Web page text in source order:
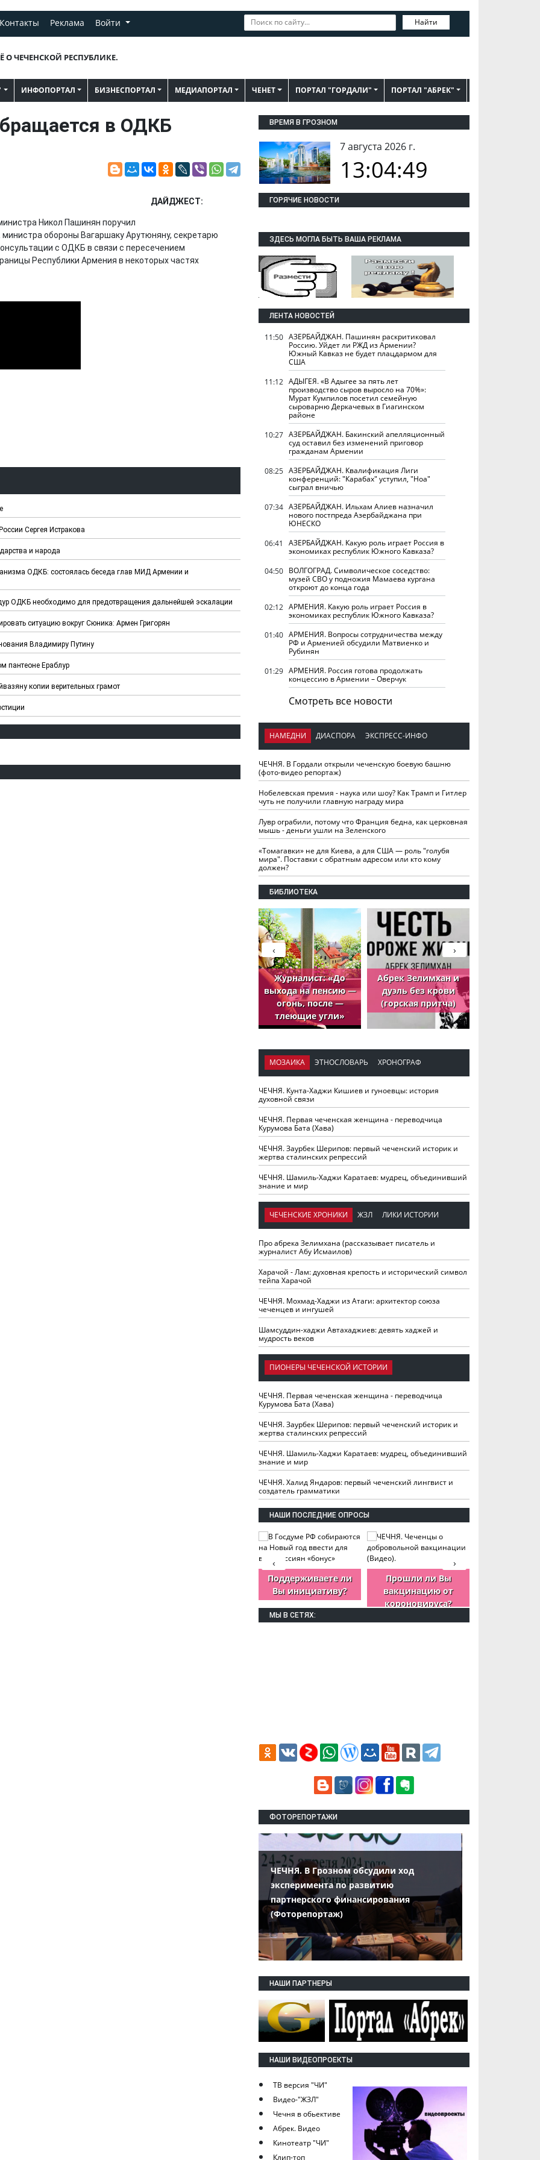
Контакты Реклама Войти Найти
О ЧЕЧЕНСКОЙ РЕСПУБЛИКЕ.
ИНФОПОРТАЛ БИЗНЕСПОРТАЛ МЕДИАПОРТАЛ ЧЕНЕТ ПОРТАЛ "ГОРДАЛИ" ПОРТАЛ "АБРЕК"
в ОДКБ
ДАЙДЖЕСТ:
Никол Пашинян поручил
обороны Вагаршаку Арутюняну, секретарю
с ОДКБ в связи с пересечением
Республики Армения в некоторых частях
Сергея Истракова
и народа
ОДКБ: состоялась беседа глав МИД Армении и
ОДКБ необходимо для предотвращения дальнейшей эскалации
ситуацию вокруг Сюника: Армен Григорян
Владимиру Путину
пантеоне Ераблур
копии верительных грамот
ВРЕМЯ В ГРОЗНОМ
7 августа 2026 г.
13:04:50
ГОРЯЧИЕ НОВОСТИ
ЗДЕСЬ МОГЛА БЫТЬ ВАША РЕКЛАМА
ЛЕНТА НОВОСТЕЙ
11:50 АЗЕРБАЙДЖАН. Пашинян раскритиковал
Россию. Уйдет ли РЖД из Армении?
Южный Кавказ не будет плацдармом для
США
11:12 АДЫГЕЯ. «В Адыгее за пять лет
производство сыров выросло на 70%»:
Мурат Кумпилов посетил семейную
сыроварню Деркачевых в Гиагинском
районе
10:27 АЗЕРБАЙДЖАН. Бакинский апелляционный
суд оставил без изменений приговор
гражданам Армении
08:25 АЗЕРБАЙДЖАН. Квалификация Лиги
конференций: "Карабах" уступил, "Ноа"
сыграл вничью
07:34 АЗЕРБАЙДЖАН. Ильхам Алиев назначил
нового постпреда Азербайджана при
ЮНЕСКО
06:41
АЗЕРБАЙДЖАН. Какую роль играет Россия в
экономиках республик Южного Кавказа?
04:50 ВОЛГОГРАД. Символическое соседство:
музей СВО у подножия Мамаева кургана
откроют до конца года
02:12 АРМЕНИЯ. Какую роль играет Россия в
экономиках республик Южного Кавказа?
01:40 АРМЕНИЯ. Вопросы сотрудничества между
РФ и Арменией обсудили Матвиенко и
Рубинян
01:29 АРМЕНИЯ. Россия готова продолжать
концессию в Армении – Оверчук
Смотреть все новости
НАМЕДНИ ДИАСПОРА ЭКСПРЕСС-ИНФО
ЧЕЧНЯ. В Гордали открыли чеченскую боевую башню
(фото-видео репортаж)
Нобелевская премия - наука или шоу? Как Трамп и Гитлер
чуть не получили главную награду мира
Лувр ограбили, потому что Франция бедна, как церковная
мышь - деньги ушли на Зеленского
«Томагавки» не для Киева, а для США — роль "голубя
мира". Поставки с обратным адресом или кто кому
должен?
БИБЛИОТЕКА
Журналист: «До
выхода на пенсию —
огонь, после —
тлеющие угли»
Абрек Зелимхан и
дуэль без крови
(горская притча)
›
‹
МОЗАИКА ЭТНОСЛОВАРЬ ХРОНОГРАФ
ЧЕЧНЯ. Кунта-Хаджи Кишиев и гуноевцы: история
духовной связи
ЧЕЧНЯ. Первая чеченская женщина - переводчица
Курумова Бата (Хава)
ЧЕЧНЯ. Заурбек Шерипов: первый чеченский историк и
жертва сталинских репрессий
ЧЕЧНЯ. Шамиль-Хаджи Каратаев: мудрец, объединивший
знание и мир
ЧЕЧЕНСКИЕ ХРОНИКИ ЖЗЛ ЛИКИ ИСТОРИИ
Про абрека Зелимхана (рассказывает писатель и
журналист Абу Исмаилов)
Харачой - Лам: духовная крепость и исторический символ
тейпа Харачой
ЧЕЧНЯ. Мохмад-Хаджи из Атаги: архитектор союза
чеченцев и ингушей
Шамсуддин-хаджи Автахаджиев: девять хаджей и
мудрость веков
ПИОНЕРЫ ЧЕЧЕНСКОЙ ИСТОРИИ
ЧЕЧНЯ. Первая чеченская женщина - переводчица
Курумова Бата (Хава)
ЧЕЧНЯ. Заурбек Шерипов: первый чеченский историк и
жертва сталинских репрессий
ЧЕЧНЯ. Шамиль-Хаджи Каратаев: мудрец, объединивший
знание и мир
ЧЕЧНЯ. Халид Яндаров: первый чеченский лингвист и
создатель грамматики
НАШИ ПОСЛЕДНИЕ ОПРОСЫ
Поддерживаете ли
Вы инициативу?
Прошли ли Вы
вакцинацию от
короновируса?
›
‹
МЫ В СЕТЯХ:
ФОТОРЕПОРТАЖИ
ЧЕЧНЯ. В Грозном обсудили ход
эксперимента по развитию
партнерского финансирования
(Фоторепортаж)
НАШИ ПАРТНЕРЫ
НАШИ ВИДЕОПРОЕКТЫ
ТВ версия "ЧИ"
Видео-"ЖЗЛ"
Чечня в обьективе
Абрек. Видео
Кинотеатр "ЧИ"
Клип-топ